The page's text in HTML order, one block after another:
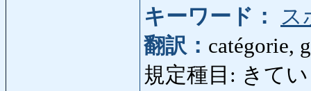
キーワード：
ス
翻訳： catégorie,
規定種目: きてい